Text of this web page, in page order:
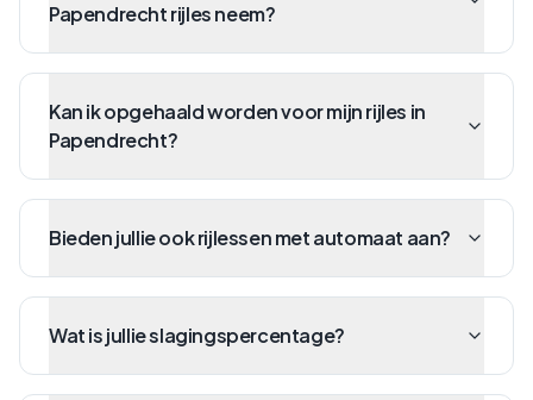
Papendrecht rijles neem?
Kan ik opgehaald worden voor mijn rijles in
Papendrecht?
Bieden jullie ook rijlessen met automaat aan?
Wat is jullie slagingspercentage?